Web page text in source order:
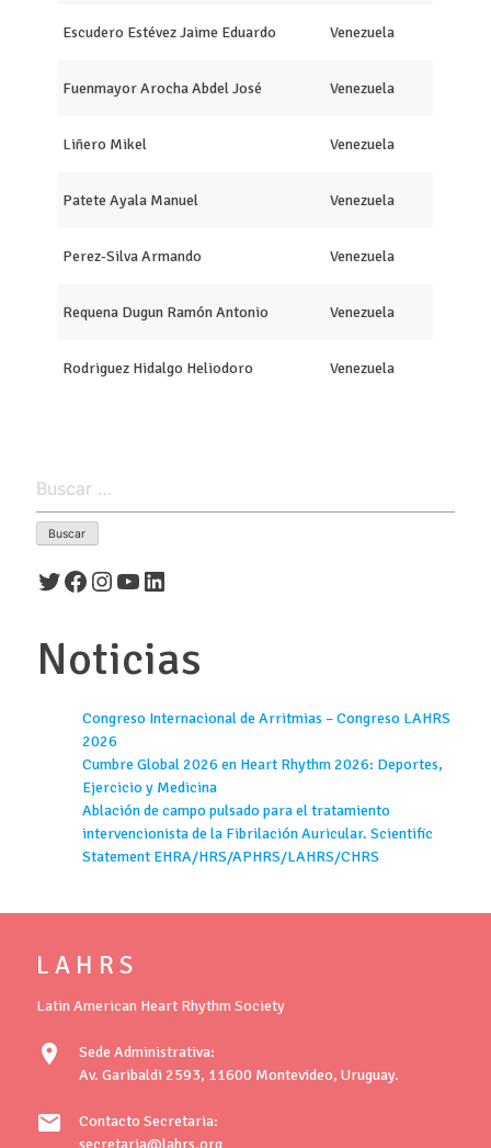
Escudero Estévez Jaime Eduardo Venezuela
Fuenmayor Arocha Abdel José Venezuela
Liñero Mikel Venezuela
Patete Ayala Manuel Venezuela
Perez-Silva Armando Venezuela
Requena Dugun Ramón Antonio Venezuela
Rodriguez Hidalgo Heliodoro Venezuela
Twitter
Facebook
Instagram
YouTube
LinkedIn
Noticias
Congreso Internacional de Arritmias – Congreso LAHRS
2026
Cumbre Global 2026 en Heart Rhythm 2026: Deportes,
Ejercicio y Medicina
Ablación de campo pulsado para el tratamiento
intervencionista de la Fibrilación Auricular. Scientific
Statement EHRA/HRS/APHRS/LAHRS/CHRS
L A H R S
Latin American Heart Rhythm Society
location_on
Sede Administrativa:
Av. Garibaldi 2593, 11600 Montevideo, Uruguay.
mail
Contacto Secretaria: